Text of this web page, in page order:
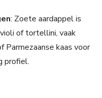
: Zoete aardappel is
of tortellini, vaak
Parmezaanse kaas voor
profiel.